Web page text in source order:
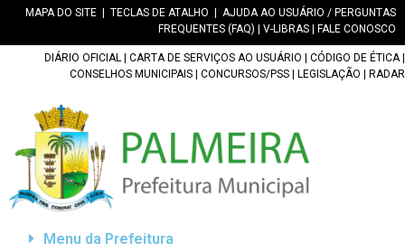
MAPA DO SITE TECLAS DE ATALHO
AJUDA AO USUÁRIO / PERGUNTAS
FREQUENTES (FAQ)
V-LIBRAS FALE CONOSCO
DIÁRIO OFICIAL CARTA DE SERVIÇOS AO USUÁRIO CÓDIGO DE ÉTICA|
CONSELHOS MUNICIPAIS
CONCURSOS/PSS LEGISLAÇÃO RADAR
Menu da Prefeitura